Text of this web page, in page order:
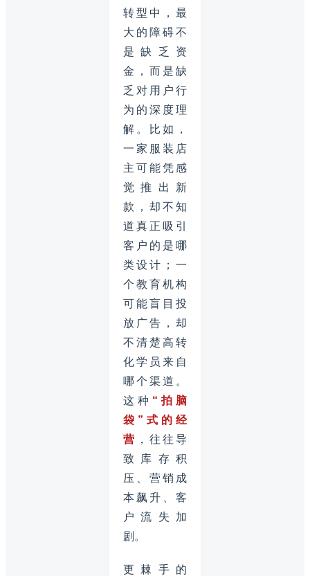
转型中，最
大的障碍不
是缺乏资
金，而是缺
乏对用户行
为的深度理
解。比如，
一家服装店
主可能凭感
觉推出新
款，却不知
道真正吸引
客户的是哪
类设计；一
个教育机构
可能盲目投
放广告，却
不清楚高转
化学员来自
哪个渠道。
这种 “拍脑
袋”式的经
营 ，往往导
致库存积
压、营销成
本飙升、客
户流失加
剧。
更棘手的